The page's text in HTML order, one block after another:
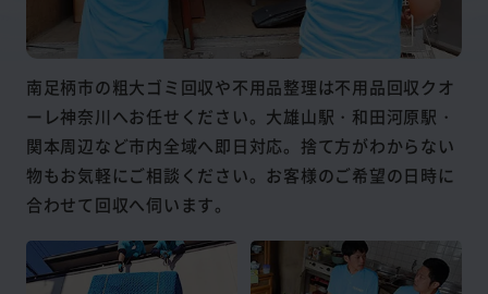
南足柄市の粗大ゴミ回収や不用品整理は不用品回収クオ
ーレ神奈川へお任せください。大雄山駅・和田河原駅・
関本周辺など市内全域へ即日対応。捨て方がわからない
物もお気軽にご相談ください。お客様のご希望の日時に
合わせて回収へ伺います。